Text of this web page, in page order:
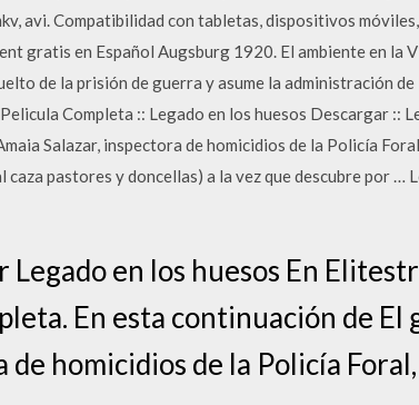
avi. Compatibilidad con tabletas, dispositivos
gratis en Español Augsburg 1920. El ambiente en la
de la prisión de guerra y asume la administración
Completa :: Legado en los huesos Descargar ::
Salazar, inspectora de homicidios de la Policía
pastores y doncellas) a la vez que descubre por …
en los huesos En
En esta continuación de El
de homicidios de la Policía